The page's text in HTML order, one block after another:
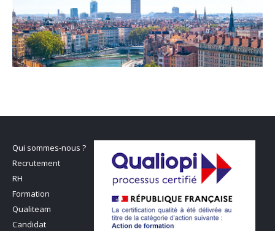
Qui sommes-nous ?
Recrutement
RH
Formation
Qualiteam
Candidat